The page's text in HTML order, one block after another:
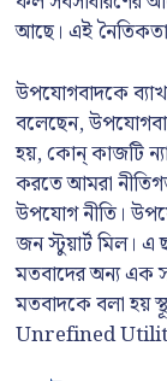
আছে। এই
উপযোগবাদকে
বলেছেন,
হয়, কোন্ কাজটি
করতে আমরা
উপযোগ নীতি।
জন স্টুয়ার্ট মিল। এ
মতবাদের অন্য এক
মতবাদকে বলা হয়
Unrefined